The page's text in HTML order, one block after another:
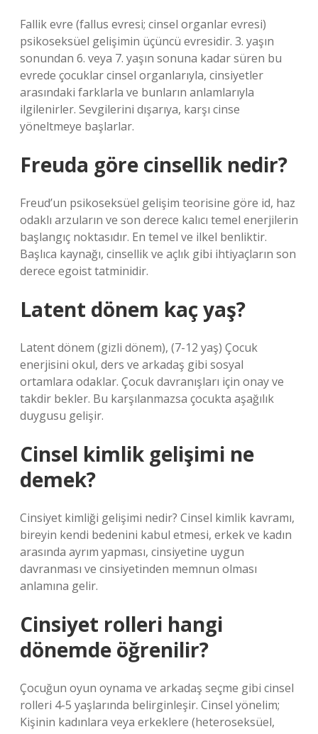
Fallik evre (fallus evresi; cinsel organlar evresi)
psikoseksüel gelişimin üçüncü evresidir. 3. yaşın
sonundan 6. veya 7. yaşın sonuna kadar süren bu
evrede çocuklar cinsel organlarıyla, cinsiyetler
arasındaki farklarla ve bunların anlamlarıyla
ilgilenirler. Sevgilerini dışarıya, karşı cinse
yöneltmeye başlarlar.
Freuda göre cinsellik nedir?
Freud’un psikoseksüel gelişim teorisine göre id, haz
odaklı arzuların ve son derece kalıcı temel enerjilerin
başlangıç ​​noktasıdır. En temel ve ilkel benliktir.
Başlıca kaynağı, cinsellik ve açlık gibi ihtiyaçların son
derece egoist tatminidir.
Latent dönem kaç yaş?
Latent dönem (gizli dönem), (7-12 yaş) Çocuk
enerjisini okul, ders ve arkadaş gibi sosyal
ortamlara odaklar. Çocuk davranışları için onay ve
takdir bekler. Bu karşılanmazsa çocukta aşağılık
duygusu gelişir.
Cinsel kimlik gelişimi ne
demek?
Cinsiyet kimliği gelişimi nedir? Cinsel kimlik kavramı,
bireyin kendi bedenini kabul etmesi, erkek ve kadın
arasında ayrım yapması, cinsiyetine uygun
davranması ve cinsiyetinden memnun olması
anlamına gelir.
Cinsiyet rolleri hangi
dönemde öğrenilir?
Çocuğun oyun oynama ve arkadaş seçme gibi cinsel
rolleri 4-5 yaşlarında belirginleşir. Cinsel yönelim;
Kişinin kadınlara veya erkeklere (heteroseksüel,